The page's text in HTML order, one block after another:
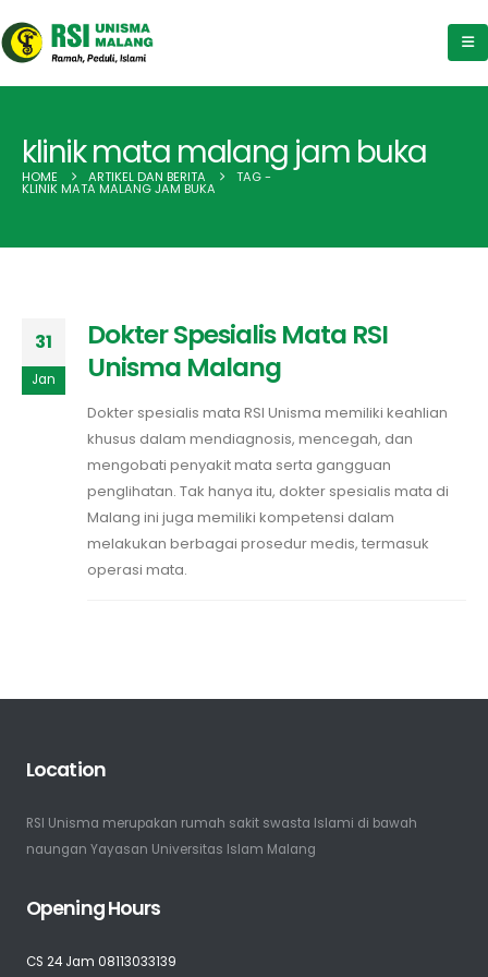
klinik mata malang jam buka
HOME ARTIKEL DAN BERITA TAG -
KLINIK MATA MALANG JAM BUKA
31
Jan
Dokter Spesialis Mata RSI
Unisma Malang
Dokter spesialis mata RSI Unisma memiliki keahlian
khusus dalam mendiagnosis, mencegah, dan
mengobati penyakit mata serta gangguan
penglihatan. Tak hanya itu, dokter spesialis mata di
Malang ini juga memiliki kompetensi dalam
melakukan berbagai prosedur medis, termasuk
operasi mata.
Location
RSI Unisma merupakan rumah sakit swasta Islami di bawah
naungan Yayasan Universitas Islam Malang
Opening Hours
CS 24 Jam 08113033139